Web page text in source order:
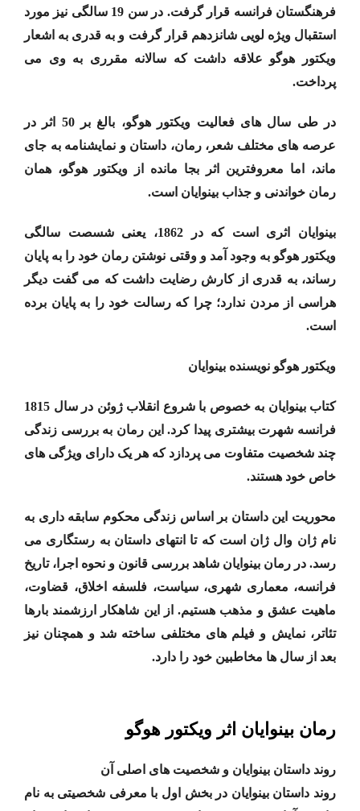
فرهنگستان فرانسه قرار گرفت. در سن 19 سالگی نیز مورد
استقبال ویژه لویی شانزدهم قرار گرفت و به قدری به اشعار
ویکتور هوگو علاقه داشت که سالانه مقرری به وی می
پرداخت.
در طی سال های فعالیت ویکتور هوگو، بالغ بر 50 اثر در
عرصه های مختلف شعر، رمان، داستان و نمایشنامه به جای
ماند، اما معروفترین اثر بجا مانده از ویکتور هوگو، همان
رمان خواندنی و جذاب بینوایان است.
بینوایان اثری است که در 1862، یعنی شسصت سالگی
ویکتور هوگو به وجود آمد و وقتی نوشتن رمان خود را به پایان
رساند، به قدری از کارش رضایت داشت که می گفت دیگر
هراسی از مردن ندارد؛ چرا که رسالت خود را به پایان برده
است.
ویکتور هوگو نویسنده بینوایان
کتاب بینوایان به خصوص با شروع انقلاب ژوئن در سال 1815
فرانسه شهرت بیشتری پیدا کرد. این رمان به بررسی زندگی
چند شخصیت متفاوت می پردازد که هر یک دارای ویژگی های
خاص خود هستند.
محوریت این داستان بر اساس زندگی محکوم سابقه داری به
نام ژان وال ژان است که تا انتهای داستان به رستگاری می
رسد. در رمان بینوایان شاهد بررسی قانون و نحوه اجرا، تاریخ
فرانسه، معماری شهری، سیاست، فلسفه اخلاق، قضاوت،
ماهیت عشق و مذهب هستیم. از این شاهکار ارزشمند بارها
تئاتر، نمایش و فیلم های مختلفی ساخته شد و همچنان نیز
بعد از سال ها مخاطبین خود را دارد.
رمان بینوایان اثر ویکتور هوگو
روند داستان بینوایان و شخصیت های اصلی آن
روند داستان بینوایان در بخش اول با معرفی شخصیتی به نام